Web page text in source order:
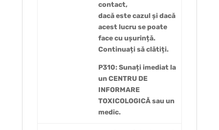
contact,
dacă este cazul și dacă
acest lucru se poate
face cu ușurință.
Continuați să clătiți.
P310: Sunați imediat la
un CENTRU DE
INFORMARE
TOXICOLOGICĂ sau un
medic.